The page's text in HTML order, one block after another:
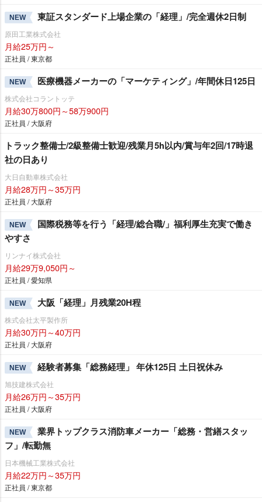
NEW 東証スタンダード上場企業の「経理」/完全週休2日制
原田工業株式会社
月給25万円～
正社員 / 東京都
NEW 医療機器メーカーの「マーケティング」/年間休日125日
株式会社コラントッテ
月給30万800円～58万900円
正社員 / 大阪府
トラック整備士/2級整備士歓迎/残業月5h以内/賞与年2回/17時退
社の日あり
大日自動車株式会社
月給28万円～35万円
正社員 / 大阪府
NEW
国際税務等を行う「経理/総合職/」福利厚生充実で働き
すさ
リンナイ株式会社
月給29万9,050円～
正社員 / 愛知県
NEW 大阪「経理」月残業20H程
株式会社太平製作所
月給30万円～40万円
正社員 / 大阪府
NEW 経験者募集「総務経理」 年休125日 土日祝休み
旭技建株式会社
月給26万円～35万円
正社員 / 大阪府
NEW
業界トップクラス消防車メーカー「総務・営繕スタッ
フ」/転勤無
日本機械工業株式会社
月給22万円～35万円
正社員 / 東京都